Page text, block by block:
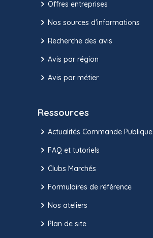
Offres entreprises
Nos sources d'informations
Recherche des avis
Avis par région
Avis par métier
Ressources
Actualités Commande Publique
FAQ et tutoriels
Clubs Marchés
Formulaires de référence
Nos ateliers
Plan de site